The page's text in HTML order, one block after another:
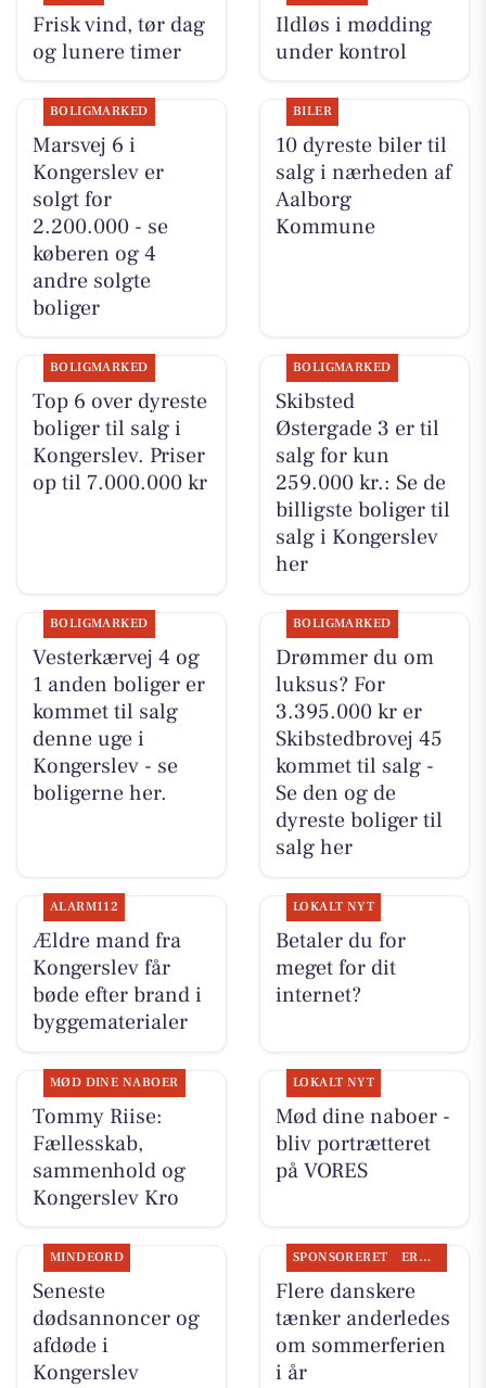
Frisk vind, tør dag
og lunere timer
Ildløs i mødding
under kontrol
BOLIGMARKED
Marsvej 6 i
Kongerslev er
solgt for
2.200.000 - se
køberen og 4
andre solgte
boliger
BILER
10 dyreste biler til
salg i nærheden af
Aalborg
Kommune
BOLIGMARKED
Top 6 over dyreste
boliger til salg i
Kongerslev. Priser
op til 7.000.000 kr
BOLIGMARKED
Skibsted
Østergade 3 er til
salg for kun
259.000 kr.: Se de
billigste boliger til
salg i Kongerslev
her
BOLIGMARKED
Vesterkærvej 4 og
1 anden boliger er
kommet til salg
denne uge i
Kongerslev - se
boligerne her.
BOLIGMARKED
Drømmer du om
luksus? For
3.395.000 kr er
Skibstedbrovej 45
kommet til salg -
Se den og de
dyreste boliger til
salg her
ALARM112
Ældre mand fra
Kongerslev får
bøde efter brand i
byggematerialer
LOKALT NYT
Betaler du for
meget for dit
internet?
MØD DINE NABOER
Tommy Riise:
Fællesskab,
sammenhold og
Kongerslev Kro
LOKALT NYT
Mød dine naboer -
bliv portrætteret
på VORES
MINDEORD
Seneste
dødsannoncer og
afdøde i
Kongerslev
SPONSORERET ERHVERV
Flere danskere
tænker anderledes
om sommerferien
i år